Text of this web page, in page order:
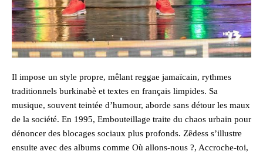
Il impose un style propre, mêlant reggae jamaïcain, rythmes
traditionnels burkinabè et textes en français limpides. Sa
musique, souvent teintée d’humour, aborde sans détour les maux
de la société. En 1995, Embouteillage traite du chaos urbain pour
dénoncer des blocages sociaux plus profonds. Zêdess s’illustre
ensuite avec des albums comme Où allons-nous ?, Accroche-toi,